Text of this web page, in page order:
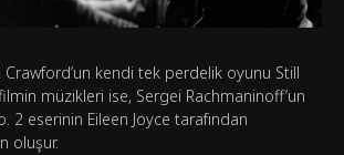
kendi tek perdelik oyunu Still
filmin müzikleri ise, Sergei Rachmaninoff’un
2 eserinin Eileen Joyce tarafından
oluşur.